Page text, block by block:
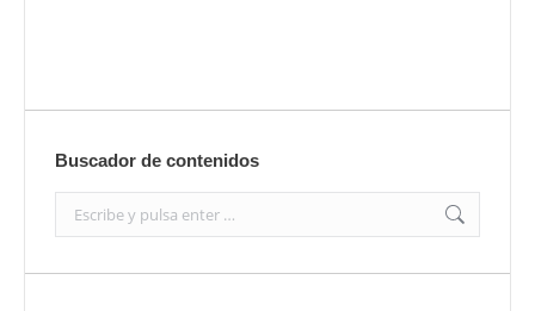
Buscador de contenidos